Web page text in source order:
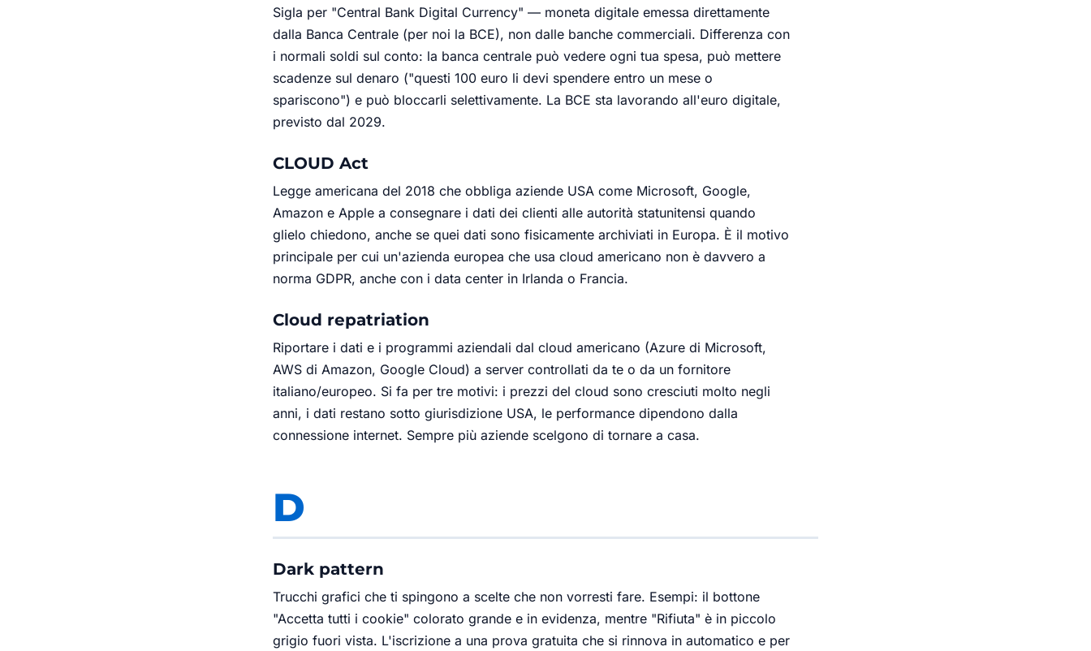
Sigla per "Central Bank Digital Currency" — moneta digitale emessa direttamente
dalla Banca Centrale (per noi la BCE), non dalle banche commerciali. Differenza con
i normali soldi sul conto: la banca centrale può vedere ogni tua spesa, può mettere
scadenze sul denaro ("questi 100 euro li devi spendere entro un mese o
spariscono") e può bloccarli selettivamente. La BCE sta lavorando all'euro digitale,
previsto dal 2029.
CLOUD Act
Legge americana del 2018 che obbliga aziende USA come Microsoft, Google,
Amazon e Apple a consegnare i dati dei clienti alle autorità statunitensi quando
glielo chiedono, anche se quei dati sono fisicamente archiviati in Europa. È il motivo
principale per cui un'azienda europea che usa cloud americano non è davvero a
norma GDPR, anche con i data center in Irlanda o Francia.
Cloud repatriation
Riportare i dati e i programmi aziendali dal cloud americano (Azure di Microsoft,
AWS di Amazon, Google Cloud) a server controllati da te o da un fornitore
italiano/europeo. Si fa per tre motivi: i prezzi del cloud sono cresciuti molto negli
anni, i dati restano sotto giurisdizione USA, le performance dipendono dalla
connessione internet. Sempre più aziende scelgono di tornare a casa.
D
Dark pattern
Trucchi grafici che ti spingono a scelte che non vorresti fare. Esempi: il bottone
"Accetta tutti i cookie" colorato grande e in evidenza, mentre "Rifiuta" è in piccolo
grigio fuori vista. L'iscrizione a una prova gratuita che si rinnova in automatico e per